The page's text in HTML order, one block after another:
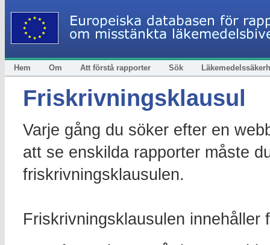
Hem Om Att förstå rapporter Sök
Friskrivningsklausul
Varje gång du söker efter en
att se enskilda rapporter måste
friskrivningsklausulen.
Friskrivningsklausulen innehåller